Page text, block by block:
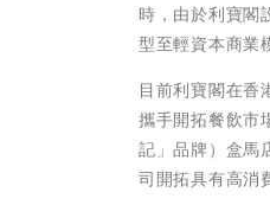
時，由於利寶閣
型至輕資本商業
目前利寶閣在香
攜手開拓餐飲市
記」品牌）盒馬
司開拓具有高消